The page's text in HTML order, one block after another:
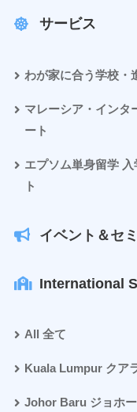
サービス
わが家に合う学校・
マレーシア・インタ
ート
エプソム単身留学
ト
イベント＆セ
International
All 全て
Kuala Lumpur クア
Johor Baru ジョホ